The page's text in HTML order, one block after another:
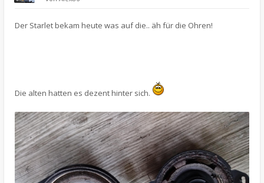
Der Starlet bekam heute was auf die.. äh für die Ohren!
Die alten hatten es dezent hinter sich.